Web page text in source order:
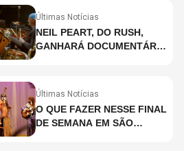
Últimas Notícias
NEIL PEART, DO RUSH,
GANHARÁ DOCUMENTÁRIO
SMITH, STEWART
CAREY
Últimas Notícias
O QUE FAZER NESSE FINAL
DE SEMANA EM SÃO